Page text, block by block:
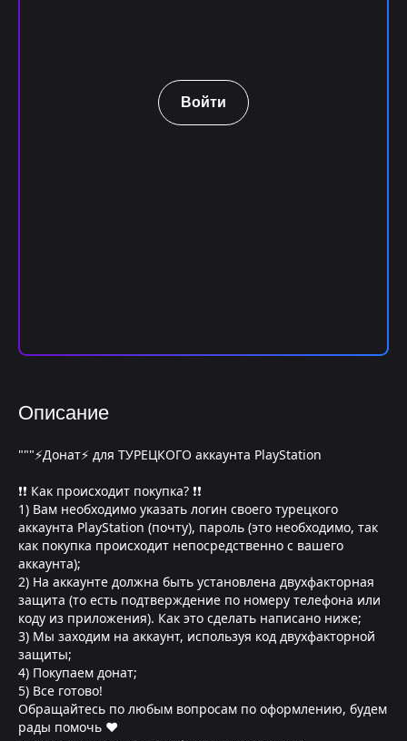
Войти
Описание
"""⚡Донат⚡ для ТУРЕЦКОГО аккаунта PlayStation
❗❗ Как происходит покупка? ❗❗
1) Вам необходимо указать логин своего турецкого
аккаунта PlayStation (почту), пароль (это необходимо, так
как покупка происходит непосредственно с вашего
аккаунта);
2) На аккаунте должна быть установлена двухфакторная
защита (то есть подтверждение по номеру телефона или
коду из приложения). Как это сделать написано ниже;
3) Мы заходим на аккаунт, используя код двухфакторной
защиты;
4) Покупаем донат;
5) Все готово!
Обращайтесь по любым вопросам по оформлению, будем
рады помочь ❤